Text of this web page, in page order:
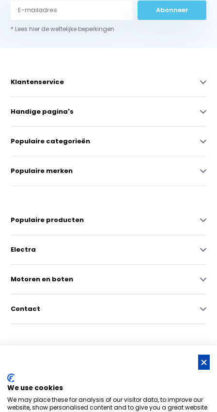
Abonneer
* Lees hier de wettelijke beperkingen
Klantenservice
Handige pagina's
Populaire categorieën
Populaire merken
Populaire producten
Electra
Motoren en boten
Contact
Nederlands grootste online watersportwinkel | Bootschappen
Watersport8,6- 6.043 reviews
We use cookies
We may place these for analysis of our visitor data, to improve our
website, show personalised content and to give you a great website